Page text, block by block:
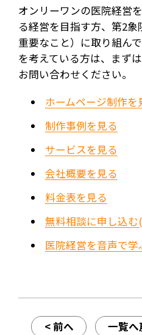
オンリーワンの医院経営
る経営を目指す方、第2象
重要なこと）に取り組ん
を考えている方は、まずは
お問い合わせください。
ホームページ制作を
制作事例を見る
サービスを見る
会社概要を見る
料金表を見る
無料相談に申し込
医院経営を音声で学
< 前へ 一覧へ